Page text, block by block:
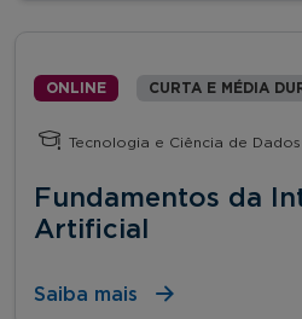
ONLINE CURTA E MÉDIA
Tecnologia e Ciência de Dados
Fundamentos da
Artificial
Saiba mais